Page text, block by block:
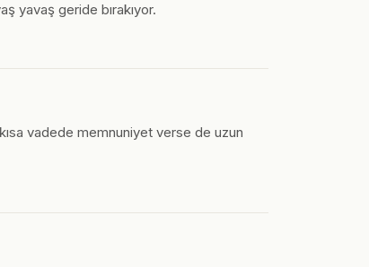
yavaş geride bırakıyor.
vadede memnuniyet verse de uzun